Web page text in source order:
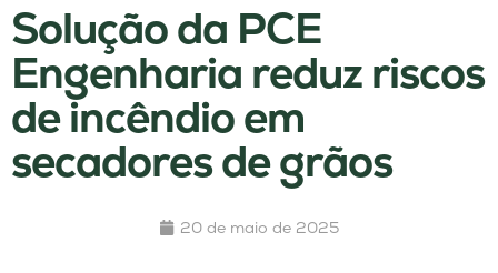
Solução da PCE
Engenharia reduz riscos
de incêndio em
secadores de grãos
20 de maio de 2025